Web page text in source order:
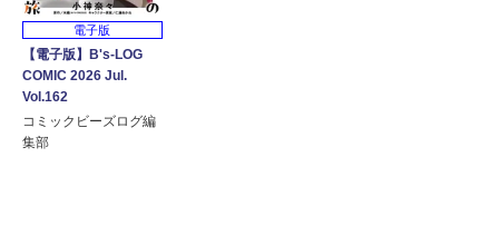
電子版
【電子版】B's-LOG
COMIC 2026 Jul.
Vol.162
コミックビーズログ編
集部